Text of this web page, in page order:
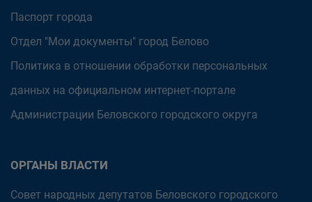
Паспорт города
Отдел "Мои документы" город Белово
Политика в отношении обработки персональных
данных на официальном интернет-портале
Администрации Беловского городского округа
ОРГАНЫ ВЛАСТИ
Совет народных депутатов Беловского городского